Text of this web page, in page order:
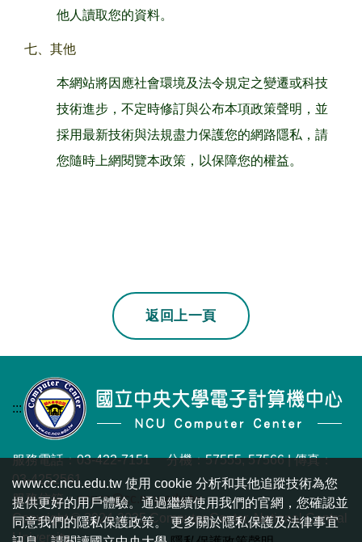
他人讀取您的資料。
七、其他
本網站將因應社會環境及法令規定之變遷或科技
技術進步，不定時修訂與公布本項政策聲明，並
採用最新技術與法規盡力保護您的網路隱私，請
您隨時上網閱覽本政策，以保障您的權益。
返回上一頁
:::
服務電話：03-422-7151 分機：57555, 57566 | 傳真：
03-4252561
服務信箱：ncucc@cc.ncu.edu.tw
Copyright © 2024-2025 Computer Center, National Central
University.
www.cc.ncu.edu.tw 使用 cookie 分析和其他追蹤技術為您
提供更好的用戶體驗。通過繼續使用我們的官網，您確認並
同意我們的隱私保護政策。 更多關於隱私保護及法律事宜